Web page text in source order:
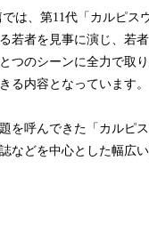
は、第11代「カルピス
若者を見事に演じ、若
つのシーンに全力で取
る内容となっています。
呼んできた「カルピ
などを中心とした幅広